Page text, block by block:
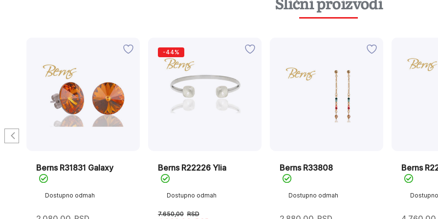
Slični proizvodi
Dostupno odmah
Berns R31831 Galaxy
-44%
Dostupno odmah
Berns R22226 Ylia
7.650,00 RSD
Dostupno odmah
Berns R33808 Berns